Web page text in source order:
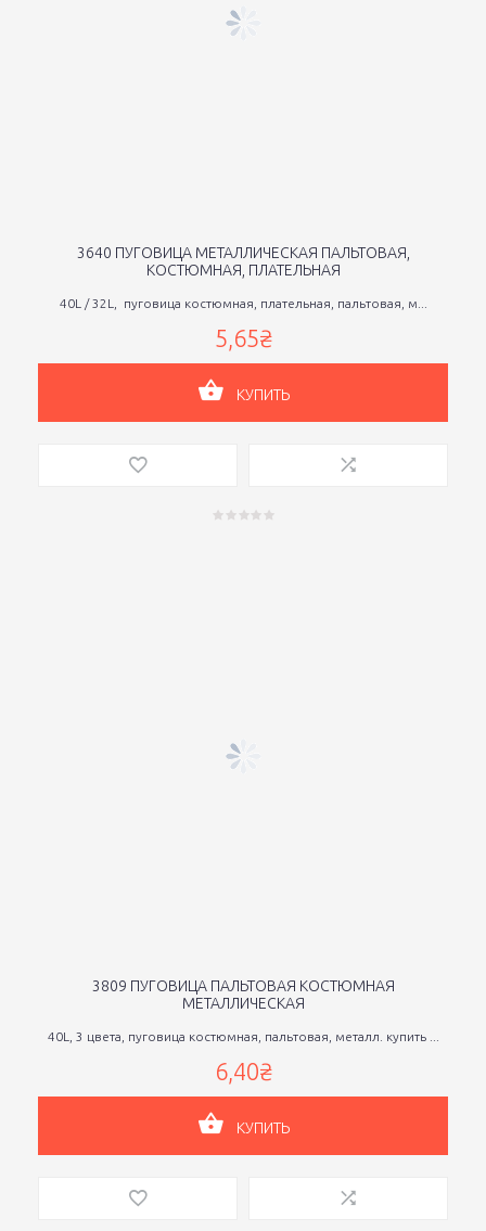
3640 ПУГОВИЦА МЕТАЛЛИЧЕСКАЯ ПАЛЬТОВАЯ,
КОСТЮМНАЯ, ПЛАТЕЛЬНАЯ
40L / 32L, пуговица костюмная, плательная, пальтовая, м...
5,65₴
КУПИТЬ
3809 ПУГОВИЦА ПАЛЬТОВАЯ КОСТЮМНАЯ
МЕТАЛЛИЧЕСКАЯ
40L, 3 цвета, пуговица костюмная, пальтовая, металл. купить ...
6,40₴
КУПИТЬ